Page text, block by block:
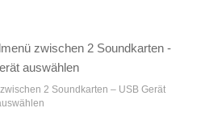
2 Soundkarten – USB Gerät